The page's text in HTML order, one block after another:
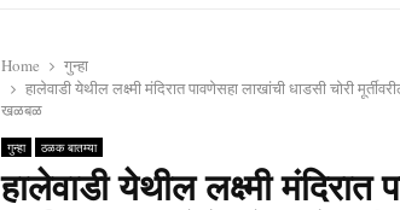
Home
गुन्हा
हालेवाडी येथील लक्ष्मी मंदिरात पावणेसहा लाखांची धाडसी चोरी
खळबळ
गुन्हा ठळक बातम्या
हालेवाडी येथील लक्ष्मी मंदिरात